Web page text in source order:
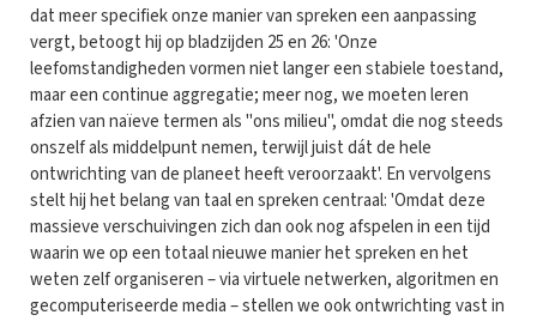
dat meer specifiek onze manier van spreken een aanpassing
vergt, betoogt hij op bladzijden 25 en 26: 'Onze
leefomstandigheden vormen niet langer een stabiele toestand,
maar een continue aggregatie; meer nog, we moeten leren
afzien van naïeve termen als "ons milieu", omdat die nog steeds
onszelf als middelpunt nemen, terwijl juist dát de hele
ontwrichting van de planeet heeft veroorzaakt'. En vervolgens
stelt hij het belang van taal en spreken centraal: 'Omdat deze
massieve verschuivingen zich dan ook nog afspelen in een tijd
waarin we op een totaal nieuwe manier het spreken en het
weten zelf organiseren – via virtuele netwerken, algoritmen en
gecomputeriseerde media – stellen we ook ontwrichting vast in